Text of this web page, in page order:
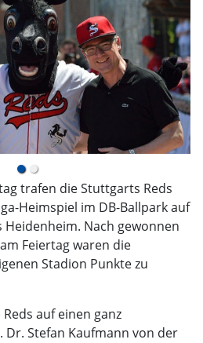
trafen die Stuttgarts Reds
Heimspiel im DB-Ballpark auf
Nach gewonnen
Feiertag waren die
Stadion Punkte zu
auf einen ganz
Dr. Stefan Kaufmann von der